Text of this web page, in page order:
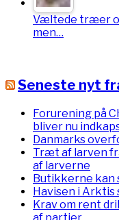
Væltede træer
men…
Seneste nyt
Forurening på
bliver nu
Danmarks
Træt af larven
af larverne
Butikkerne kan
Havisen i
Krav om rent